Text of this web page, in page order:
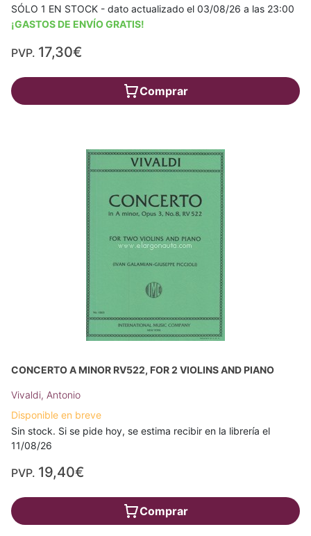
SÓLO 1 EN STOCK - dato actualizado el 03/08/26 a las 23:00
¡GASTOS DE ENVÍO GRATIS!
PVP. 17,30€
Comprar
CONCERTO A MINOR RV522, FOR 2 VIOLINS AND PIANO
Vivaldi, Antonio
Disponible en breve
Sin stock. Si se pide hoy, se estima recibir en la librería el
11/08/26
PVP. 19,40€
Comprar